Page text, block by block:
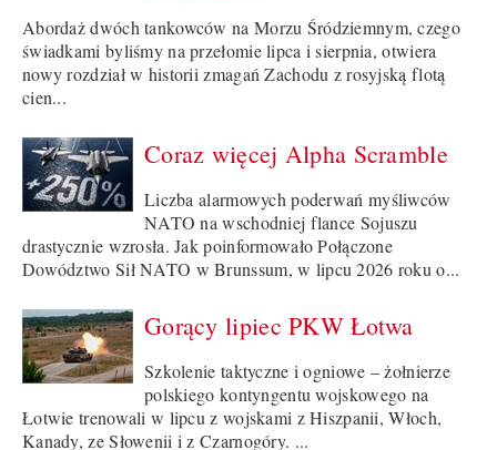
Abordaż dwóch tankowców na Morzu Śródziemnym, czego
świadkami byliśmy na przełomie lipca i sierpnia, otwiera
nowy rozdział w historii zmagań Zachodu z rosyjską flotą
cien...
Coraz więcej Alpha Scramble
Liczba alarmowych poderwań myśliwców
NATO na wschodniej flance Sojuszu
drastycznie wzrosła. Jak poinformowało Połączone
Dowództwo Sił NATO w Brunssum, w lipcu 2026 roku o...
Gorący lipiec PKW Łotwa
Szkolenie taktyczne i ogniowe – żołnierze
polskiego kontyngentu wojskowego na
Łotwie trenowali w lipcu z wojskami z Hiszpanii, Włoch,
Kanady, ze Słowenii i z Czarnogóry. ...